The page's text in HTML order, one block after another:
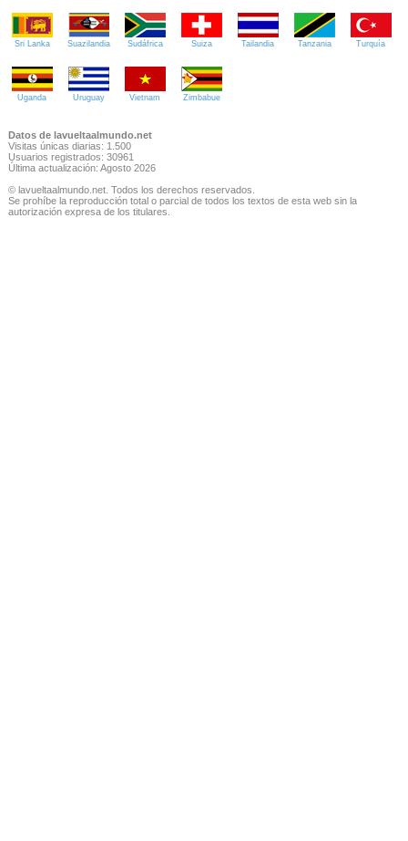
Sri Lanka Suazilandia Sudáfrica Suiza Tailandia Tanzania Turquía
Uganda Uruguay Vietnam Zimbabue
Datos de lavueltaalmundo.net
Visitas únicas diarias: 1.500
Usuarios registrados: 30961
Última actualización: Agosto 2026
© lavueltaalmundo.net. Todos los derechos reservados.
Se prohíbe la reproducción total o parcial de todos los textos de esta web sin la
autorización expresa de los titulares.